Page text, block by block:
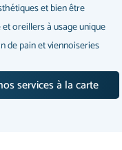
et bien être
et oreillers à usage unique
de pain et viennoiseries
services à la carte